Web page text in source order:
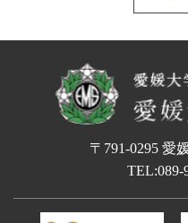
〒791-0295 愛
TEL:089-